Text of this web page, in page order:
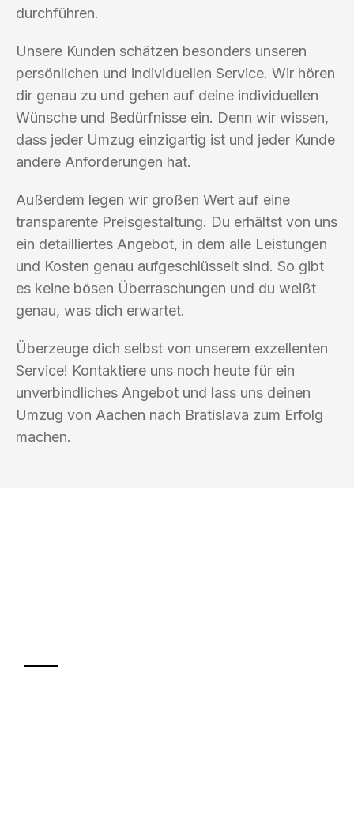
durchführen.
Unsere Kunden schätzen besonders unseren
persönlichen und individuellen Service. Wir hören
dir genau zu und gehen auf deine individuellen
Wünsche und Bedürfnisse ein. Denn wir wissen,
dass jeder Umzug einzigartig ist und jeder Kunde
andere Anforderungen hat.
Außerdem legen wir großen Wert auf eine
transparente Preisgestaltung. Du erhältst von uns
ein detailliertes Angebot, in dem alle Leistungen
und Kosten genau aufgeschlüsselt sind. So gibt
es keine bösen Überraschungen und du weißt
genau, was dich erwartet.
Überzeuge dich selbst von unserem exzellenten
Service! Kontaktiere uns noch heute für ein
unverbindliches Angebot und lass uns deinen
Umzug von Aachen nach Bratislava zum Erfolg
machen.